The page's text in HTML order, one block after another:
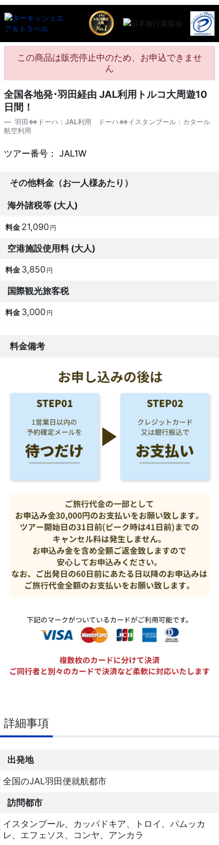
この商品は販売停止中のため、お申込できませ
ん
全国各地発･羽田経由 JAL利用トルコ大周遊10
日間！
羽田⇔ドーハ：JAL利用 ドーハ⇔イスタンブール：カタール
航空利用
ツアー番号： JAL1W
その他料金（お一人様あたり）
海外諸税等 (大人)
21,090円
空港施設使用料 (大人)
3,850円
国際観光旅客税
3,000円
料金備考
詳細事項
出発地
全国のJAL羽田便就航都市
訪問都市
イスタンブール、カッパドキア、トロイ、パムッカ
レ、エフェソス、コンヤ、アンカラ